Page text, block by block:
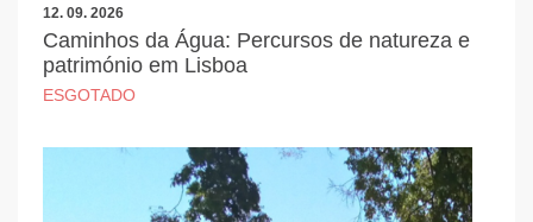
12. 09. 2026
Caminhos da Água: Percursos de natureza e
património em Lisboa
ESGOTADO